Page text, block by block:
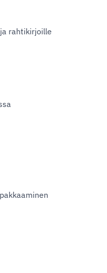
rahtikirjoille